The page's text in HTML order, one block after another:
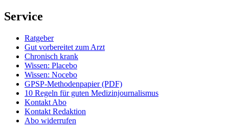
Service
Ratgeber
Gut vorbereitet zum Arzt
Chronisch krank
Wissen: Placebo
Wissen: Nocebo
GPSP-Methodenpapier (PDF)
10 Regeln für guten Medizinjournalismus
Kontakt Abo
Kontakt Redaktion
Abo widerrufen